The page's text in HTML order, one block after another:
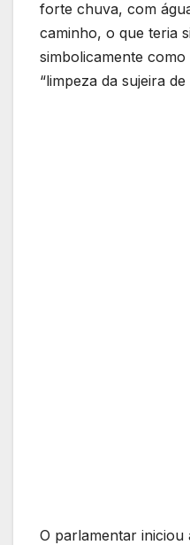
forte chuva, com
caminho, o que teria
simbolicamente
“limpeza da sujeira de
O parlamentar iniciou